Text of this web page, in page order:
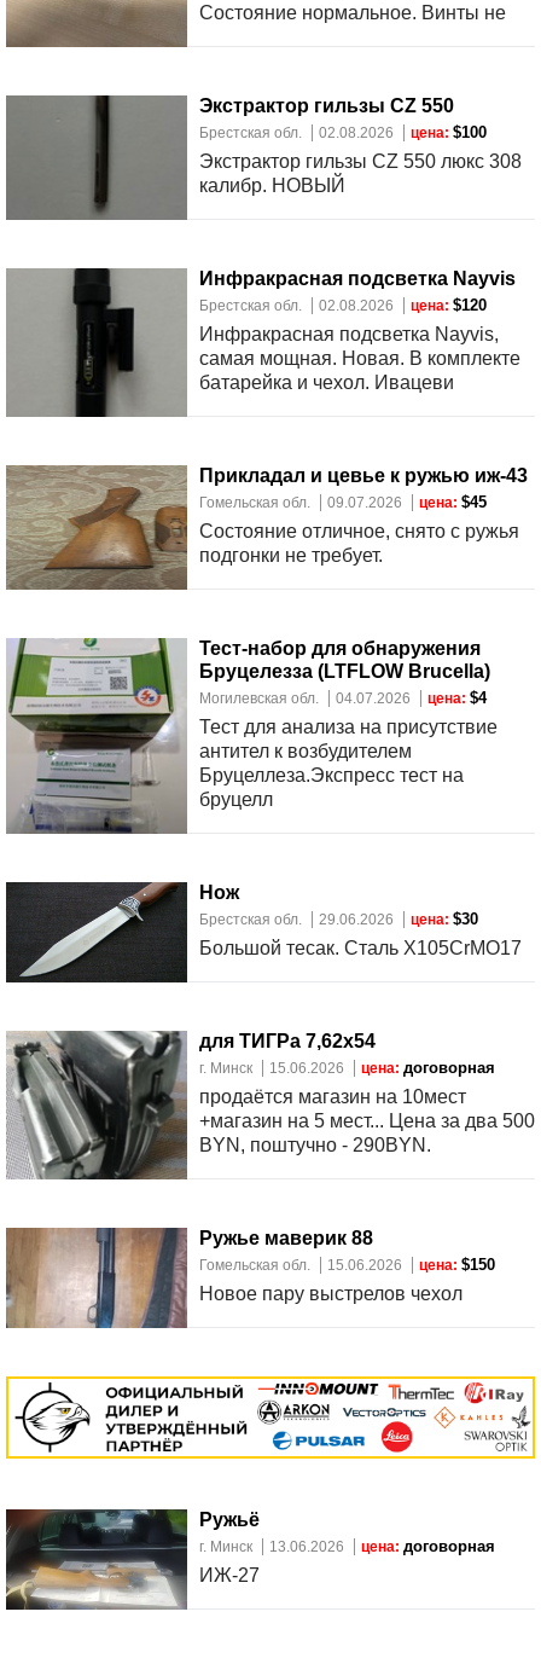
Состояние нормальное. Винты не
Экстрактор гильзы CZ 550
Брестская обл. 02.08.2026 цена: $100
Экстрактор гильзы CZ 550 люкс 308
калибр. НОВЫЙ
Инфракрасная подсветка Nayvis
Брестская обл. 02.08.2026 цена: $120
Инфракрасная подсветка Nayvis,
самая мощная. Новая. В комплекте
батарейка и чехол. Ивацеви
Прикладал и цевье к ружью иж-43
Гомельская обл. 09.07.2026 цена: $45
Состояние отличное, снято с ружья
подгонки не требует.
Тест-набор для обнаружения
Бруцелезза (LTFLOW Brucella)
Могилевская обл. 04.07.2026 цена: $4
Тест для анализа на присутствие
антител к возбудителем
Бруцеллеза.Экспресс тест на
бруцелл
Нож
Брестская обл. 29.06.2026 цена: $30
Большой тесак. Сталь X105CrMO17
для ТИГРа 7,62х54
г. Минск 15.06.2026 цена: договорная
продаётся магазин на 10мест
+магазин на 5 мест... Цена за два 500
BYN, поштучно - 290BYN.
Ружье маверик 88
Гомельская обл. 15.06.2026 цена: $150
Новое пару выстрелов чехол
Ружьё
г. Минск 13.06.2026 цена: договорная
ИЖ-27